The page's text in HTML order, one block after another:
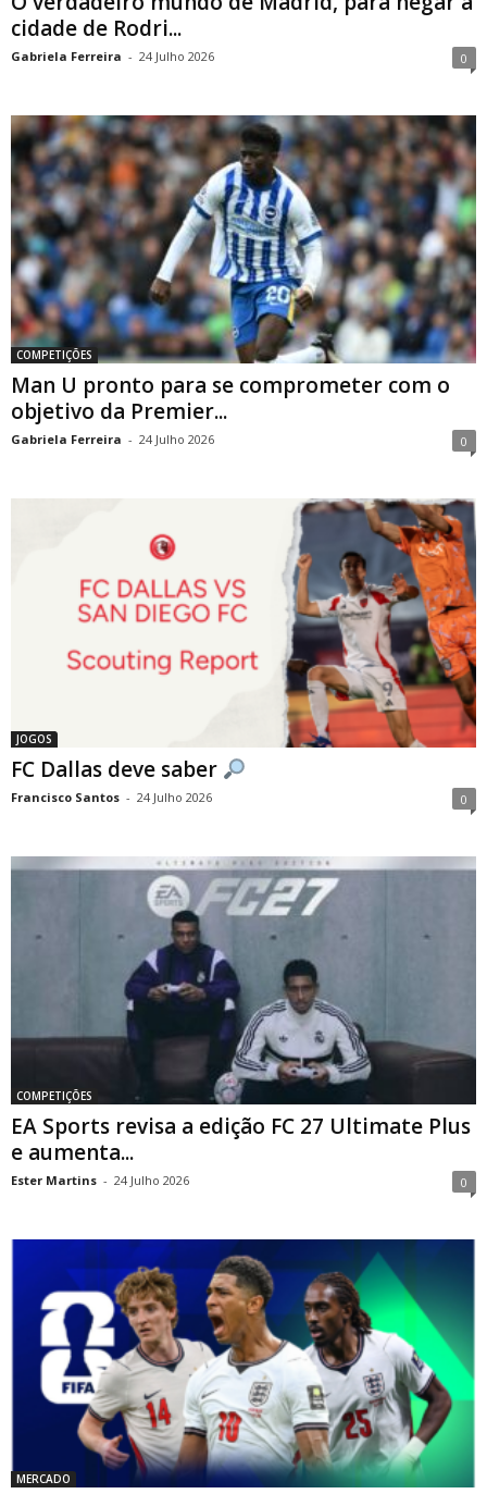
cidade de Rodri...
Gabriela Ferreira - 24 Julho 2026 0
COMPETIÇÕES
Man U pronto para se comprometer com o
objetivo da Premier...
Gabriela Ferreira - 24 Julho 2026 0
JOGOS
FC Dallas deve saber
Francisco Santos - 24 Julho 2026 0
COMPETIÇÕES
EA Sports revisa a edição FC 27 Ultimate Plus
e aumenta...
Ester Martins - 24 Julho 2026 0
MERCADO